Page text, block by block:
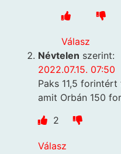
Válasz
Névtelen szerint:
2022.07.15. 07:50
Paks 11,5
amit Orbán 150
2
Válasz